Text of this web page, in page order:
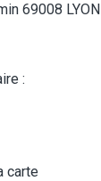
69008 LYON
:
carte